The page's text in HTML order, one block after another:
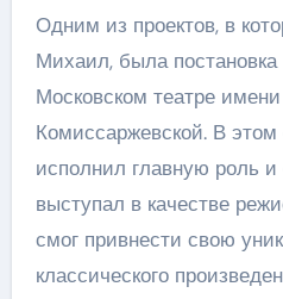
Одним из проектов, в
Михаил, была
Московском театре
Комиссаржевской. В этом
исполнил главную роль
выступал в качестве
смог привнести свою
классического